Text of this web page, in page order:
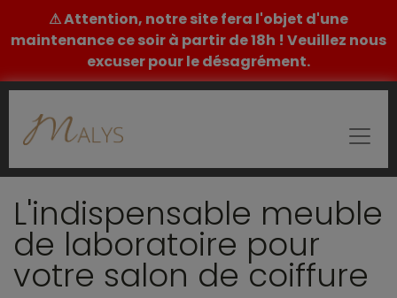
⚠ Attention, notre site fera l'objet d'une
maintenance ce soir à partir de 18h ! Veuillez nous
excuser pour le désagrément.
L'indispensable meuble
de laboratoire pour
votre salon de coiffure